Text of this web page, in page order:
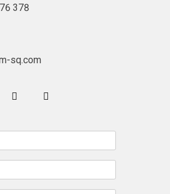
378
sq.com